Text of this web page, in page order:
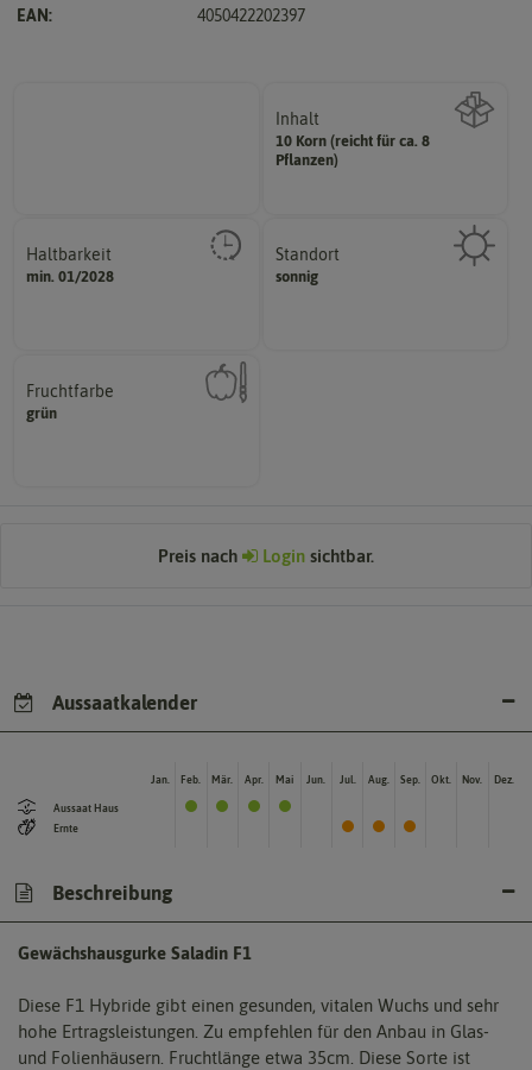
EAN:
4050422202397
Inhalt
10 Korn (reicht für ca. 8
Pflanzen)
Wie viel ist enthalten
Haltbarkeit
min. 01/2028
und Pflanzgut sehr gut keimen
sollte.
Standort
sonnig
Pflanze? (schattig, halbschattig,
sonnig, vollsonnig)
Fruchtfarbe
grün
sie nach dem Reifungsprozess
hat.
Preis nach Login sichtbar.
Aussaatkalender
Aussaat Haus
Ernte
Jan. Feb. Mär. Apr. Mai Jun. Jul. Aug. Sep. Okt. Nov. Dez.
Beschreibung
Gewächshausgurke Saladin F1
Diese F1 Hybride gibt einen gesunden, vitalen Wuchs und sehr
hohe Ertragsleistungen. Zu empfehlen für den Anbau in Glas-
und Folienhäusern. Fruchtlänge etwa 35cm. Diese Sorte ist